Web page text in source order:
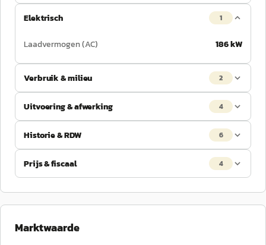
Elektrisch 1
Laadvermogen (AC) 186 kW
Verbruik & milieu 2
Uitvoering & afwerking 4
Historie & RDW 6
Prijs & fiscaal 4
Marktwaarde